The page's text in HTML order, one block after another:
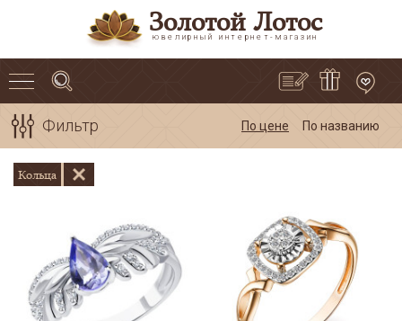
Золотой Лотос
ювелирный интернет-магазин
Фильтр По цене По названию
Кольца